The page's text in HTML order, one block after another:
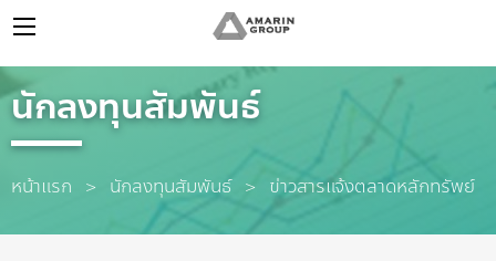
นักลงทุนสัมพันธ์
หน้าแรก นักลงทุนสัมพันธ์ Current:
ข่าวสารแจ้งตลาดหลักทรัพย์